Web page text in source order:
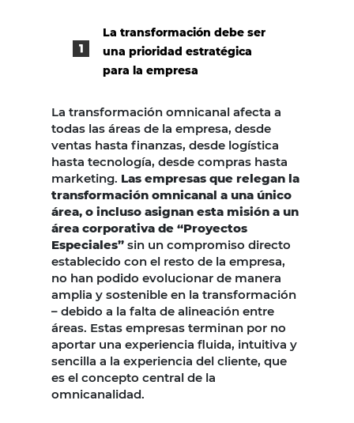
La transformación debe ser
una prioridad estratégica
para la empresa
La transformación omnicanal afecta a
todas las áreas de la empresa, desde
ventas hasta finanzas, desde logística
hasta tecnología, desde compras hasta
marketing. Las empresas que relegan la
transformación omnicanal a una único
área, o incluso asignan esta misión a un
área corporativa de “Proyectos
Especiales” sin un compromiso directo
establecido con el resto de la empresa,
no han podido evolucionar de manera
amplia y sostenible en la transformación
– debido a la falta de alineación entre
áreas. Estas empresas terminan por no
aportar una experiencia fluida, intuitiva y
sencilla a la experiencia del cliente, que
es el concepto central de la
omnicanalidad.